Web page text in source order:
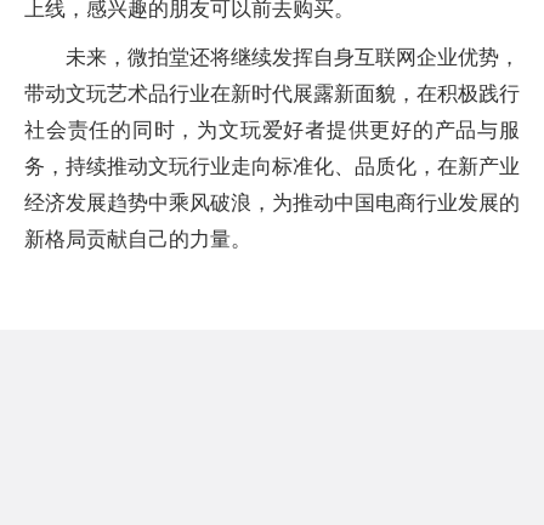
上线，感兴趣的朋友可以前去购买。
未来，微拍堂还将继续发挥自身互联网企业优势，
带动文玩艺术品行业在新时代展露新面貌，在积极践行
社会责任的同时，为文玩爱好者提供更好的产品与服
务，持续推动文玩行业走向标准化、品质化，在新产业
经济发展趋势中乘风破浪，为推动中国电商行业发展的
新格局贡献自己的力量。